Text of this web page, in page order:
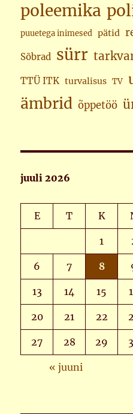
poleemika
puuetega inimesed pätid
Sõbrad sürr
TTÜ ITK turvalisus TV
ämbrid õppetöö
juuli 2026
E T K
1
6 7 8
13 14 15
20 21 22
27 28 29
« juuni